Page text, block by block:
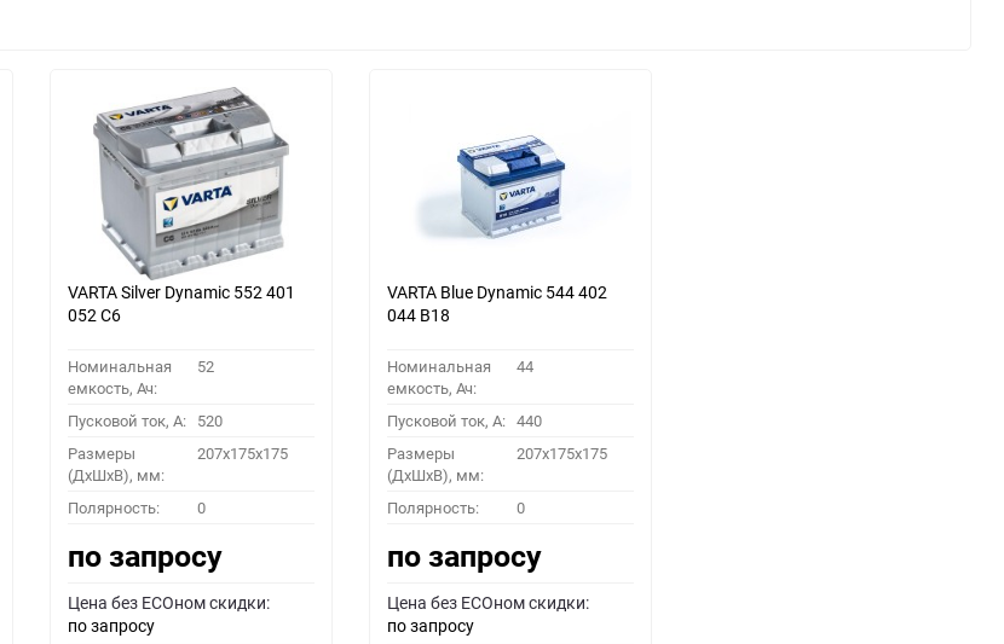
VARTA Silver Dynamic 552 401
052 C6
Номинальная
емкость, Ач:
52
Пусковой ток, A: 520
Размеры
(ДхШхВ), мм:
207x175x175
Полярность: 0
по запросу
Цена без ECOном скидки:
по запросу
VARTA Blue Dynamic 544 402
044 B18
Номинальная
емкость, Ач:
44
Пусковой ток, A: 440
Размеры
(ДхШхВ), мм:
207x175x175
Полярность: 0
по запросу
Цена без ECOном скидки:
по запросу